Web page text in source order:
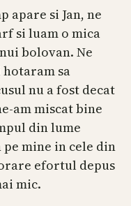
apare si Jan, ne
si luam o mica
bolovan. Ne
sa
nu a fost decat
am miscat bine
din lume
mine in cele din
efortul depus
mic.